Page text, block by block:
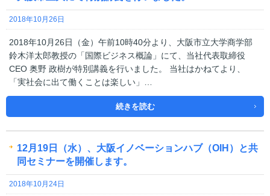
2018年10月26日
2018年10月26日（金）午前10時40分より、大阪市立大学商学部
鈴木洋太郎教授の「国際ビジネス概論」にて、当社代表取締役
CEO 奥野 政樹が特別講義を行いました。 当社はかねてより、
「実社会に出て働くことは楽しい」…
続きを読む
12月19日（水）、大阪イノベーションハブ（OIH）と共
同セミナーを開催します。
2018年10月24日